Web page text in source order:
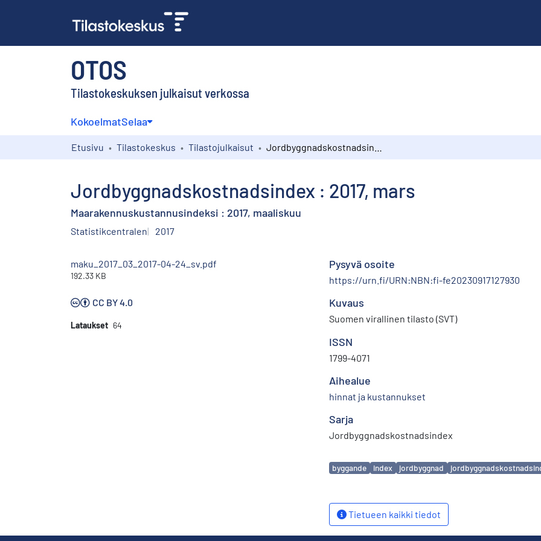
OTOS
Tilastokeskuksen julkaisut verkossa
KokoelmatSelaa
Etusivu Tilastokeskus Tilastojulkaisut
Jordbyggnadskostnadsindex : 2017, mars
Maarakennuskustannusindeksi : 2017, maaliskuu
Statistikcentralen 2017
maku_2017_03_2017-04-24_sv.pdf
192.33 KB
CC BY 4.0
Lataukset 64
Pysyvä osoite
https://urn.fi/URN:NBN:fi-fe20230917127930
Kuvaus
Suomen virallinen tilasto (SVT)
ISSN
1799-4071
Aihealue
hinnat ja kustannukset
Sarja
Jordbyggnadskostnadsindex
Avainsanat
byggande index jordbyggnad
Tietueen kaikki tiedot